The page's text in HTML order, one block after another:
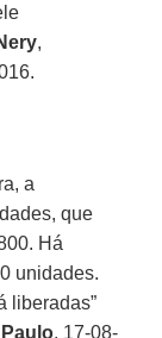
,
a
que
Há
unidades.
liberadas”
, 17-08-